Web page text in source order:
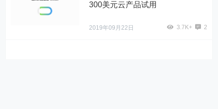
300美元云产品试用
2019年09月22日 3.7K+ 2